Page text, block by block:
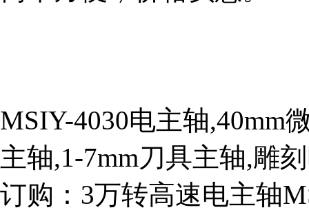
MSIY-4030电主轴,40mm
主轴,1-7mm刀具主轴,雕
订购：3万转高速电主轴